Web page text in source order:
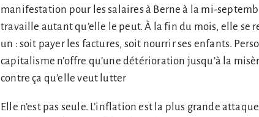
manifestation pour les salaires à Berne à la mi-
travaille autant qu’elle le peut. À la fin du mois, elle se
un : soit payer les factures, soit nourrir ses enfants.
capitalisme n’offre qu’une détérioration jusqu’à la
contre ça qu’elle veut lutter
Elle n’est pas seule. L’inflation est la plus grande